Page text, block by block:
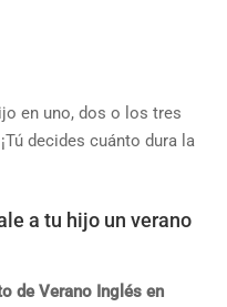
en uno, dos o los tres
decides cuánto dura la
a tu hijo un verano
de Verano Inglés en